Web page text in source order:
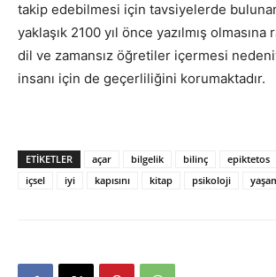
takip edebilmesi için tavsiyelerde
yaklaşık 2100 yıl önce yazılmış
dil ve zamansız öğretiler içermesi
insanı için de geçerliliğini korumaktadır.
ETIKETLER açar bilgelik bilinç epiktetos
içsel
iyi kapısını kitap psikoloji